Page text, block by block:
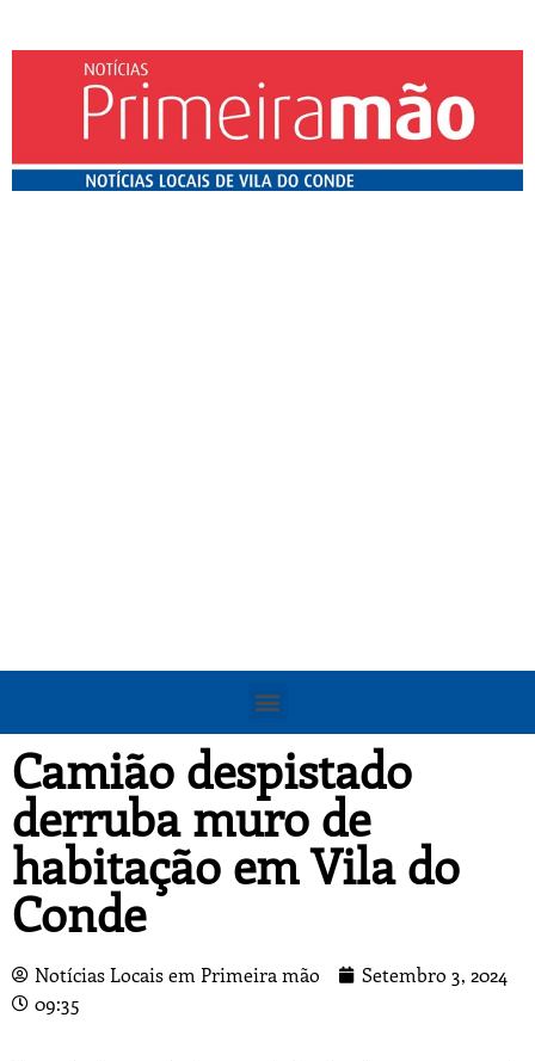
Camião despistado
derruba muro de
habitação em Vila do
Conde
Notícias Locais em Primeira mão
Setembro 3, 2024
09:35